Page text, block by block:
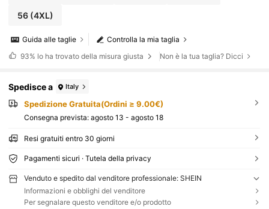
56(4XL)
Controlla la mia taglia
Guida alle taglie
93% lo ha trovato della misura giusta Non è la tua taglia? Dicci
Spedisce a Italy
Spedizione Gratuita(Ordini ≥ 9.00€)
Consegna prevista: agosto 13 - agosto 18
Resi gratuiti entro 30 giorni
Pagamenti sicuri · Tutela della privacy
Venduto e spedito dal venditore professionale: SHEIN
Informazioni e obblighi del venditore
Per segnalare questo venditore e/o prodotto